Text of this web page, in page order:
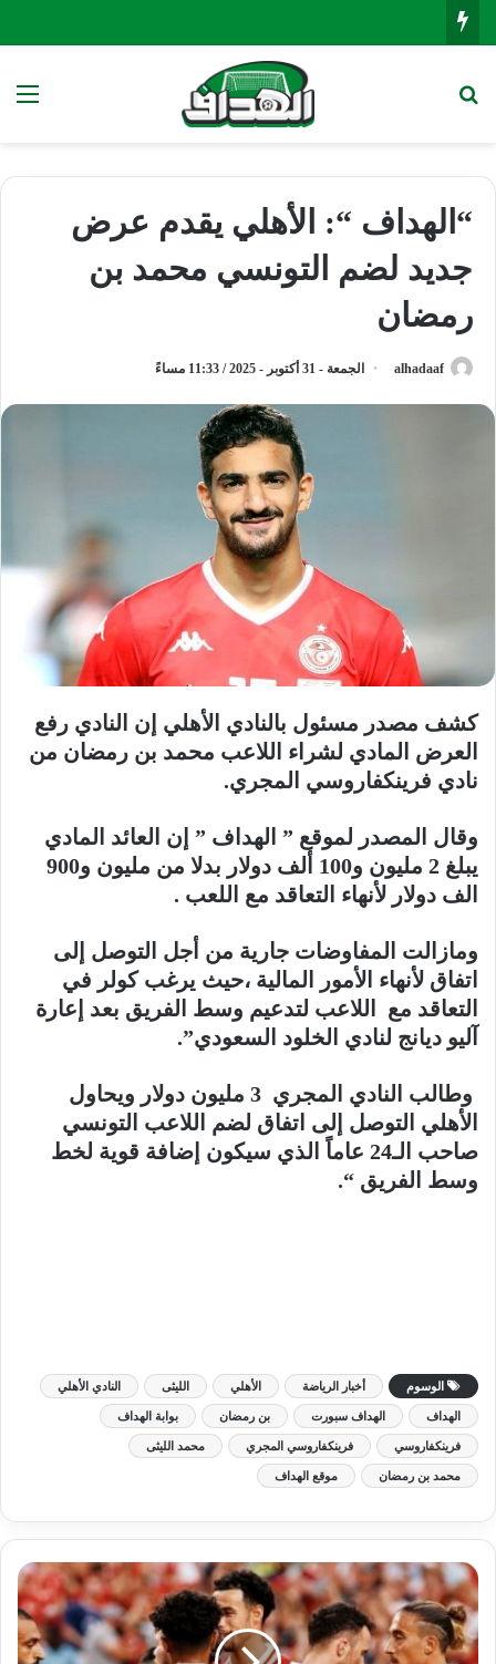
“الهداف “: الأهلي يقدم عرض
جديد لضم التونسي محمد بن
رمضان
alhadaaf الجمعة - 31 أكتوبر - 2025 / 11:33 مساءً
كشف مصدر مسئول بالنادي الأهلي إن النادي رفع
العرض المادي لشراء اللاعب محمد بن رمضان من
نادي فرينكفاروسي المجري.
وقال المصدر لموقع ” الهداف ” إن العائد المادي
يبلغ 2 مليون و100 ألف دولار بدلا من مليون و900
الف دولار لأنهاء التعاقد مع اللعب .
ومازالت المفاوضات جارية من أجل التوصل إلى
اتفاق لأنهاء الأمور المالية ،حيث يرغب كولر في
التعاقد مع اللاعب لتدعيم وسط الفريق بعد إعارة
آليو ديانج لنادي الخلود السعودي”.
وطالب النادي المجري 3 مليون دولار ويحاول
الأهلي التوصل إلى اتفاق لضم اللاعب التونسي
صاحب الـ24 عاماً الذي سيكون إضافة قوية لخط
وسط الفريق “.
الوسوم أخبار الرياضة الأهلي الليثى النادي الأهلي
الهداف الهداف سبورت بن رمضان بوابة الهداف
فرينكفاروسي فرينكفاروسي المجري محمد الليثى
محمد بن رمضان موقع الهداف